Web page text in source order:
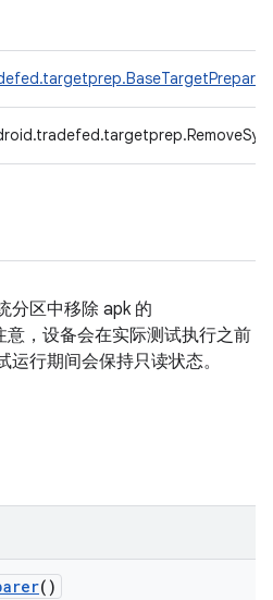
分区中移除 apk 的
意，设备会在实际测试执行之前
行期间会保持只读状态。
()